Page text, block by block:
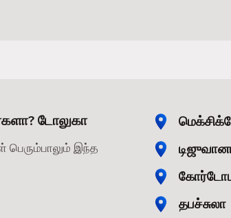
டோலுகா
பெரும்பாலும் இந்த
தபச்சுலா